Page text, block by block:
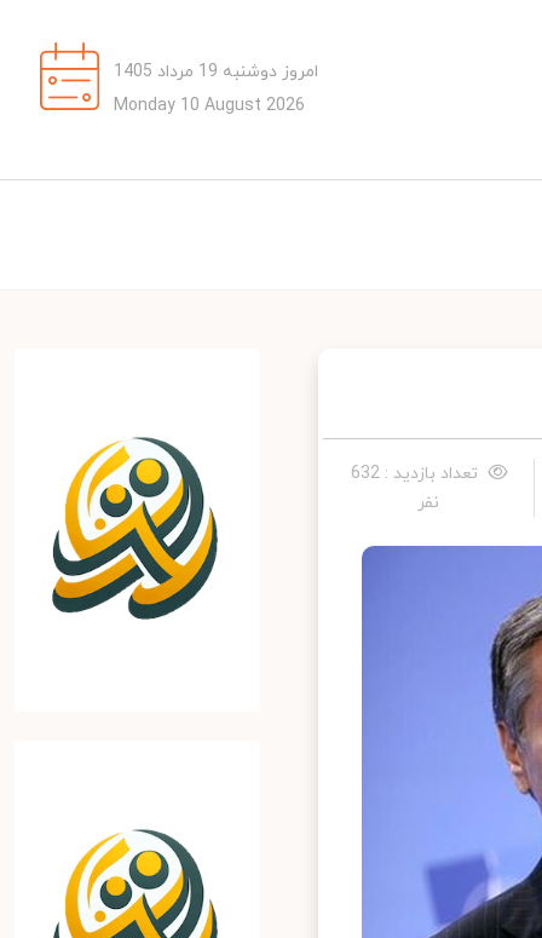
امروز دوشنبه 19 مرداد 1405
Monday 10 August 2026
تعداد بازدید : 632
نفر